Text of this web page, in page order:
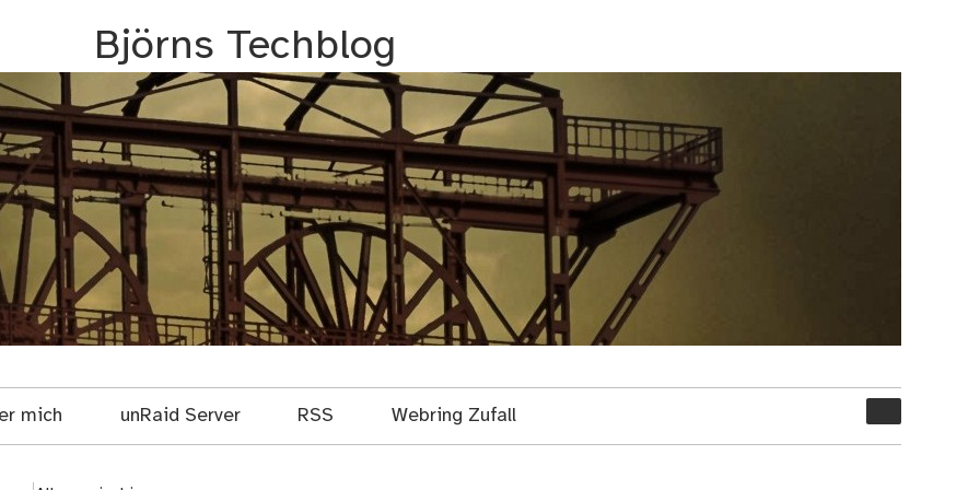
Björns Techblog
mich unRaid Server RSS Webring Zufall
Suchen
nach: